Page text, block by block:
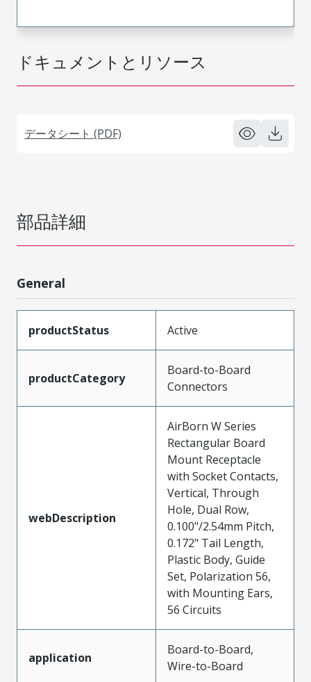
ドキュメントとリソース
データシート (PDF)
部品詳細
General
productStatus Active
productCategory
Board-to-Board
Connectors
webDescription
AirBorn W Series
Rectangular Board
Mount Receptacle
with Socket Contacts,
Vertical, Through
Hole, Dual Row,
0.100"/2.54mm Pitch,
0.172" Tail Length,
Plastic Body, Guide
Set, Polarization 56,
with Mounting Ears,
56 Circuits
application
Board-to-Board,
Wire-to-Board